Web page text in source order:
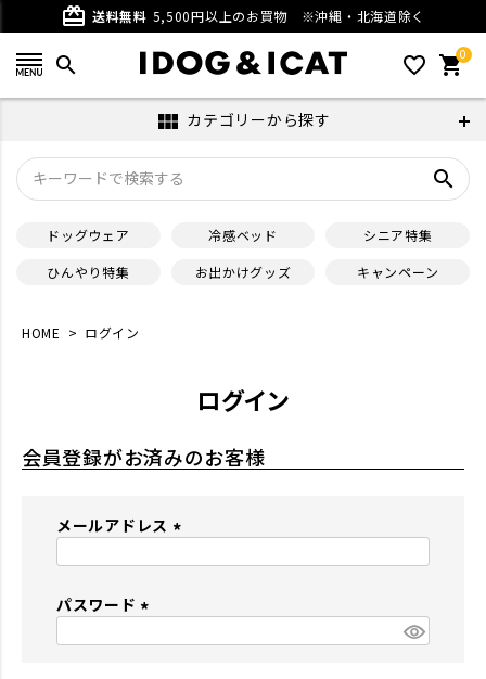
card_giftcard 送料無料 5,500円以上のお買物 ※沖縄・北海道除く
search favorite_outline 0
shopping_cart
view_module カテゴリーから探す
search
ドッグウェア 冷感ベッド
シニア特集
ひんやり特集
お出かけグッズ キャンペーン
HOME ログイン
ログイン
会員登録がお済みのお客様
メールアドレス
パスワード